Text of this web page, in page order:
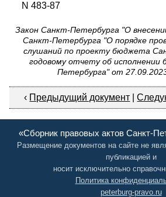
N 483-87
Закон Санкт-Петербурга "О
Санкт-Петербурга "О порядке
слушаний по проекту бюджета
годовому отчету об
Петербурга" от
‹ Предыдущий документ |
«Сборник правовых актов Санкт-
Размещение документов на сайте не
публикацией и
носит исключительно
Политика
peterburg-pravo.ru